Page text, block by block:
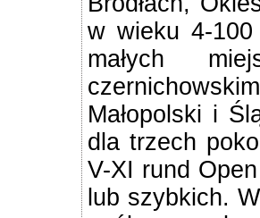
w wieku 4-
małych
Małopolski i
dla trzech
V-XI rund
lub szybkich.